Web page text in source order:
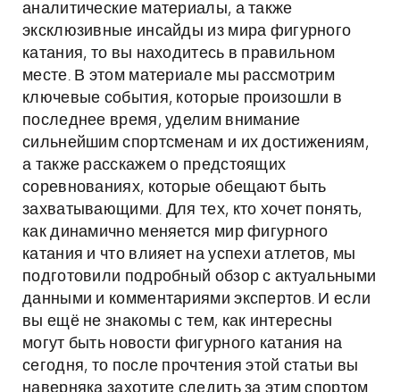
аналитические материалы, а также
эксклюзивные инсайды из мира фигурного
катания, то вы находитесь в правильном
месте. В этом материале мы рассмотрим
ключевые события, которые произошли в
последнее время, уделим внимание
сильнейшим спортсменам и их достижениям,
а также расскажем о предстоящих
соревнованиях, которые обещают быть
захватывающими. Для тех, кто хочет понять,
как динамично меняется мир фигурного
катания и что влияет на успехи атлетов, мы
подготовили подробный обзор с актуальными
данными и комментариями экспертов. И если
вы ещё не знакомы с тем, как интересны
могут быть новости фигурного катания на
сегодня, то после прочтения этой статьи вы
наверняка захотите следить за этим спортом